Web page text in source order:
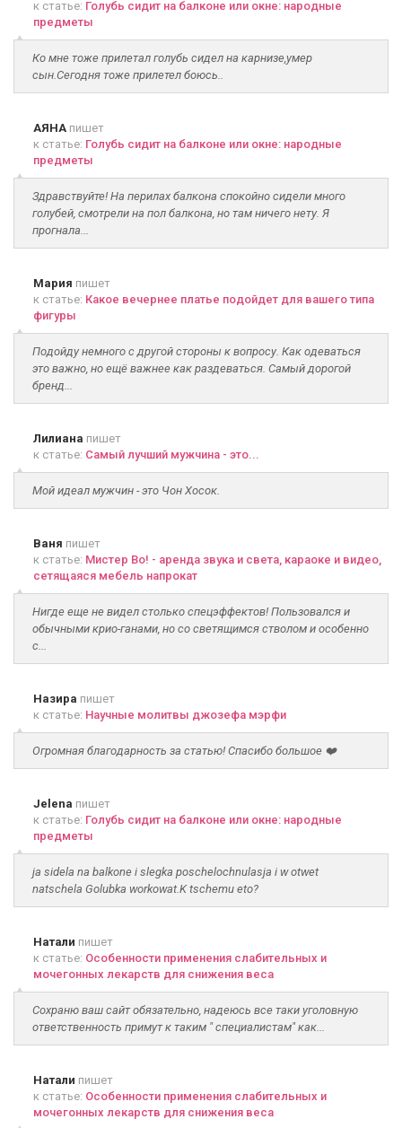
к статье: Голубь сидит на балконе или окне: народные
предметы
Ко мне тоже прилетал голубь сидел на карнизе,умер
сын.Сегодня тоже прилетел боюсь..
АЯНА пишет
к статье: Голубь сидит на балконе или окне: народные
предметы
Здравствуйте! На перилах балкона спокойно сидели много
голубей, смотрели на пол балкона, но там ничего нету. Я
прогнала...
Мария пишет
к статье: Какое вечернее платье подойдет для вашего типа
фигуры
Подойду немного с другой стороны к вопросу. Как одеваться
это важно, но ещё важнее как раздеваться. Самый дорогой
бренд...
Лилиана пишет
к статье: Самый лучший мужчина - это...
Мой идеал мужчин - это Чон Хосок.
Ваня пишет
к статье: Мистер Во! - аренда звука и света, караоке и видео,
сетящаяся мебель напрокат
Нигде еще не видел столько спецэффектов! Пользовался и
обычными крио-ганами, но со светящимся стволом и особенно
с...
Назира пишет
к статье: Научные молитвы джозефа мэрфи
Огромная благодарность за статью! Спасибо большое ❤️
Jelena пишет
к статье: Голубь сидит на балконе или окне: народные
предметы
ja sidela na balkone i slegka poschelochnulasja i w otwet
natschela Golubka workowat.K tschemu eto?
Натали пишет
к статье: Особенности применения слабительных и
мочегонных лекарств для снижения веса
Сохраню ваш сайт обязательно, надеюсь все таки уголовную
ответственность примут к таким " специалистам" как...
Натали пишет
к статье: Особенности применения слабительных и
мочегонных лекарств для снижения веса